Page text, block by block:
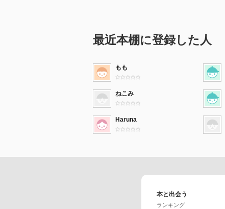
最近本棚に登録した人
もも
ねこみ
Haruna
本と出会う
ランキング